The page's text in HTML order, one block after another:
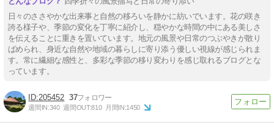
日々のささやかな出来事と自然の移ろいを静かに紡いでいます。花の咲き
誇る様子や、季節の変化を丁寧に紹介し、穏やかな時間の中にある美しさ
を伝えることに重きを置いています。地元の風景や日常のつぶやきが散り
ばめられ、身近な自然や地域の暮らしに寄り添う優しい視線が感じられま
す。常に繊細な感性と、多彩な季節の移り変わりを感じ取れるブログとな
っています。
205452 37
週間IN:340 週間OUT:810 月間IN:1450